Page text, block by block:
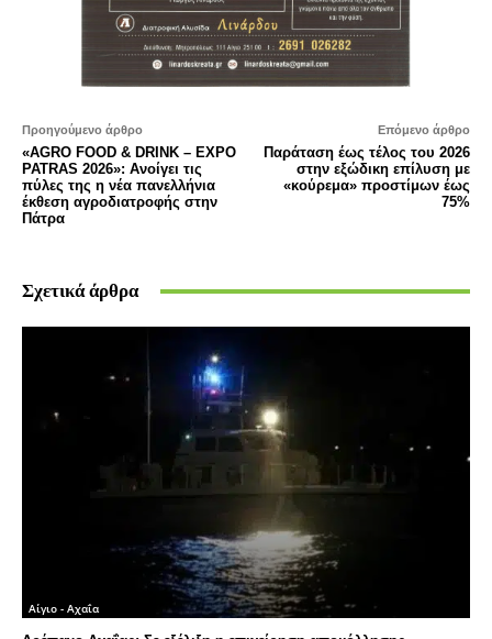
Προηγούμενο άρθρο
«AGRO FOOD & DRINK – EXPO
PATRAS 2026»: Ανοίγει τις
πύλες της η νέα πανελλήνια
έκθεση αγροδιατροφής στην
Πάτρα
Επόμενο άρθρο
Παράταση έως τέλος του 2026
στην εξώδικη επίλυση με
«κούρεμα» προστίμων έως
75%
Σχετικά άρθρα
Αίγιο - Αχαΐα